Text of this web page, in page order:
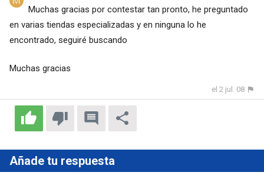
Muchas gracias por contestar tan pronto, he preguntado
en varias tiendas especializadas y en ninguna lo he
encontrado, seguiré buscando
Muchas gracias
el 2 jul. 08
Añade tu respuesta